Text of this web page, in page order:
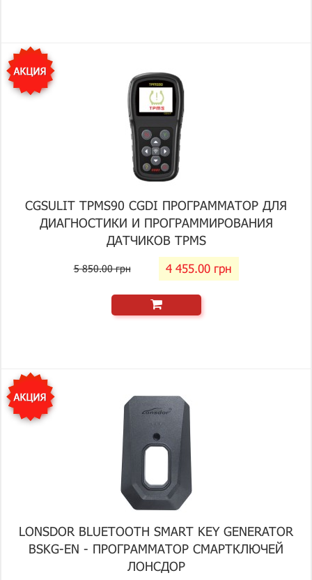
CGSULIT TPMS90 CGDI ПРОГРАММАТОР ДЛЯ
ДИАГНОСТИКИ И ПРОГРАММИРОВАНИЯ
ДАТЧИКОВ TPMS
5 850.00 грн 4 455.00 грн
LONSDOR BLUETOOTH SMART KEY GENERATOR
BSKG-EN - ПРОГРАММАТОР СМАРТКЛЮЧЕЙ
ЛОНСДОР